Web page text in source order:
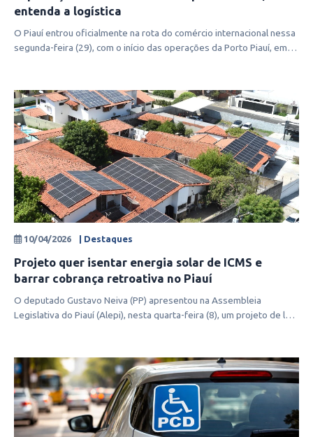
entenda a logística
O Piauí entrou oficialmente na rota do comércio internacional nessa
segunda-feira (29), com o início das operações da Porto Piauí, em
10/04/2026 | Destaques
Projeto quer isentar energia solar de ICMS e
barrar cobrança retroativa no Piauí
O deputado Gustavo Neiva (PP) apresentou na Assembleia
Legislativa do Piauí (Alepi), nesta quarta-feira (8), um projeto de lei